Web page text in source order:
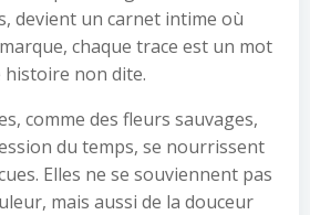
devient un carnet intime où
chaque trace est un mot
non dite.
comme des fleurs sauvages,
du temps, se nourrissent
Elles ne se souviennent pas
mais aussi de la douceur